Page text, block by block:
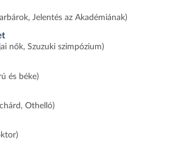
Jelentés az Akadémiának)
nők, Szuzuki szimpózium)
és béke)
Othelló)